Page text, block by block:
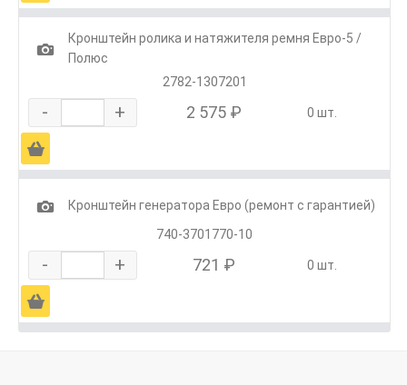
1
Кронштейн ролика и натяжителя ремня Евро-5 /
Полюс
2782-1307201
- + 2 575 ₽ 0 шт.
Ä
1
Кронштейн генератора Евро (ремонт с гарантией)
740-3701770-10
- + 721 ₽ 0 шт.
Ä